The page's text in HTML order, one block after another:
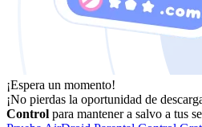
¡Espera un momento!
¡No pierdas la oportunidad de
Control para mantener a salvo a tus